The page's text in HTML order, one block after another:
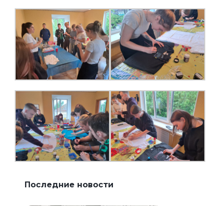
Последние новости